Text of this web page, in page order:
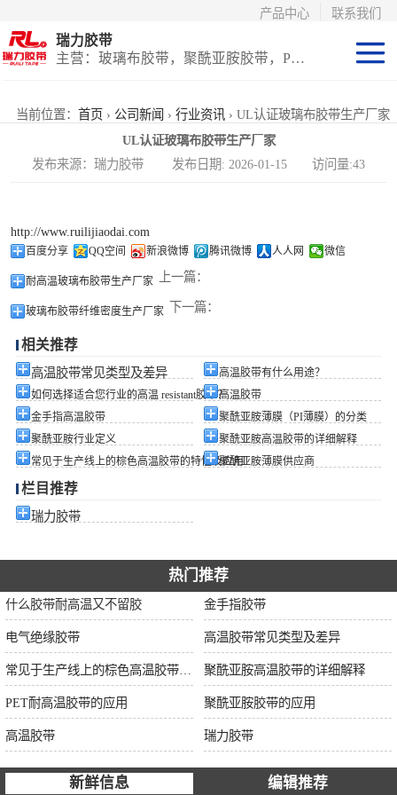
联系我们
产品中心
瑞力胶带
主营：玻璃布胶带，聚酰亚胺胶带，PET高温胶带，耐高温保护膜
当前位置： 首页 › 公司新闻 › 行业资讯 › UL认证玻璃布胶带生产厂家
UL认证玻璃布胶带生产厂家
发布来源：瑞力胶带 发布日期: 2026-01-15 访问量:43
http://www.ruilijiaodai.com
百度分享 QQ空间 新浪微博 腾讯微博 人人网 微信
上一篇：
耐高温玻璃布胶带生产厂家
下一篇：
玻璃布胶带纤维密度生产厂家
相关推荐
高温胶带常见类型及差异
高温胶带有什么用途？
如何选择适合您行业的高温 resistant胶带？高温胶带
金手指高温胶带
聚酰亚胺薄膜（PI薄膜）的分类
聚酰亚胺行业定义
聚酰亚胺高温胶带的详细解释
常见于生产线上的棕色高温胶带的特性及应用聚酰亚胺薄膜供应商
栏目推荐
瑞力胶带
热门推荐
什么胶带耐高温又不留胶 金手指胶带
电气绝缘胶带 高温胶带常见类型及差异
聚酰亚胺高温胶带的详细解释
PET耐高温胶带的应用 聚酰亚胺胶带的应用
高温胶带 瑞力胶带
新鲜信息 编辑推荐
聚酰亚胺系列
玻璃布胶带（特
（保护膜）
等离子热喷涂胶
带
防火陶瓷化硅胶
带